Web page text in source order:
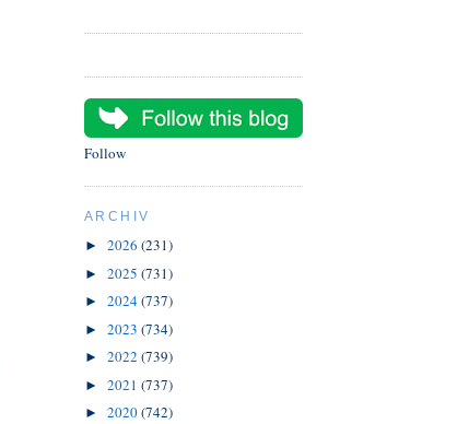
Follow
ARCHIV
► 2026 (231)
► 2025 (731)
► 2024(737)
► 2023 (734)
► 2022 (739)
► 2021 (737)
► 2020(742)